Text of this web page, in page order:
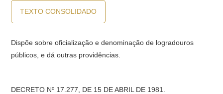
TEXTO CONSOLIDADO
Dispõe sobre oficialização e denominação de logradouros
públicos, e dá outras providências.
DECRETO Nº 17.277, DE 15 DE ABRIL DE 1981.